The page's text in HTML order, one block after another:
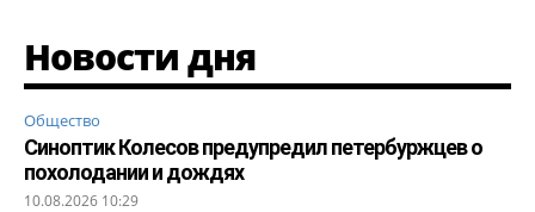
Новости дня
Общество
Синоптик Колесов предупредил петербуржцев о
похолодании и дождях
10.08.2026 10:29